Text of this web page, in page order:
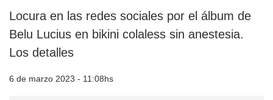
Locura en las redes sociales por el álbum de
Belu Lucius en bikini colaless sin anestesia.
Los detalles
6 de marzo 2023 - 11:08hs